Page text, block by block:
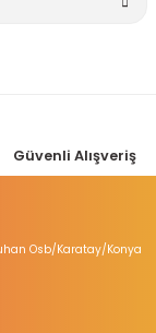
Güvenli Alışveriş
Osb/Karatay/Konya